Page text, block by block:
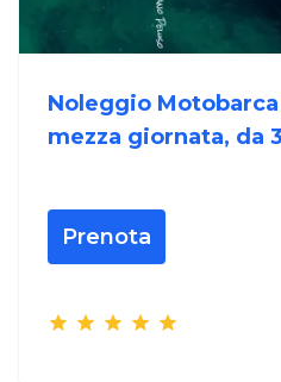
Noleggio
mezza giornata, da
Prenota